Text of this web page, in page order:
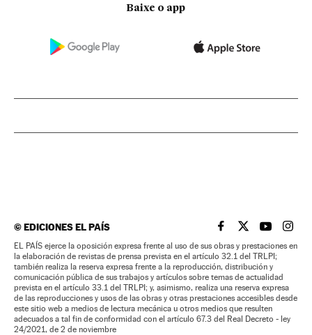
Baixe o app
©EDICIONES EL PAÍS EL PAÍS BRASIL EN
EL PAÍSEL PAÍS
EL
EL PAÍS ejerce la oposición expresa frente al uso de sus obras y prestaciones en
la elaboración de revistas de prensa prevista en el artículo 32.1 del TRLPI;
también realiza la reserva expresa frente a la reproducción, distribución y
comunicación pública de sus trabajos y artículos sobre temas de actualidad
prevista en el artículo 33.1 del TRLPI; y, asimismo, realiza una reserva expresa
de las reproducciones y usos de las obras y otras prestaciones accesibles desde
este sitio web a medios de lectura mecánica u otros medios que resulten
adecuados a tal fin de conformidad con el artículo 67.3 del Real Decreto - ley
24/2021, de 2 de noviembre